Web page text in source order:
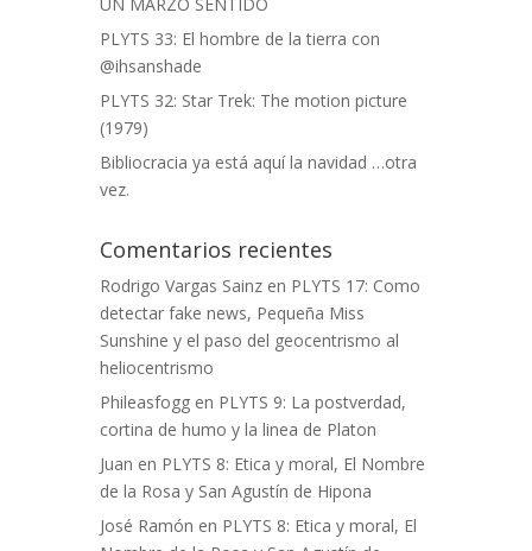
UN MARZO SENTIDO
PLYTS 33: El hombre de la tierra con
@ihsanshade
PLYTS 32: Star Trek: The motion picture
(1979)
Bibliocracia ya está aquí la navidad …otra
vez.
Comentarios recientes
Rodrigo Vargas Sainz en PLYTS 17: Como
detectar fake news, Pequeña Miss
Sunshine y el paso del geocentrismo al
heliocentrismo
Phileasfogg en PLYTS 9: La postverdad,
cortina de humo y la linea de Platon
Juan en PLYTS 8: Etica y moral, El Nombre
de la Rosa y San Agustín de Hipona
José Ramón en PLYTS 8: Etica y moral, El